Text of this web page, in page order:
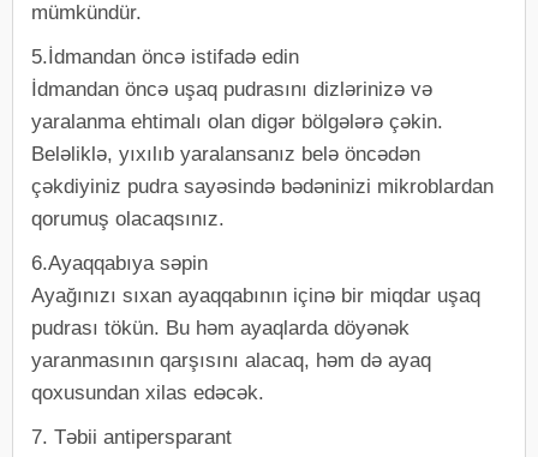
mümkündür.
5.İdmandan öncə istifadə edin
İdmandan öncə uşaq pudrasını dizlərinizə və
yaralanma ehtimalı olan digər bölgələrə çəkin.
Beləliklə, yıxılıb yaralansanız belə öncədən
çəkdiyiniz pudra sayəsində bədəninizi mikroblardan
qorumuş olacaqsınız.
6.Ayaqqabıya səpin
Ayağınızı sıxan ayaqqabının içinə bir miqdar uşaq
pudrası tökün. Bu həm ayaqlarda döyənək
yaranmasının qarşısını alacaq, həm də ayaq
qoxusundan xilas edəcək.
7. Təbii antipersparant